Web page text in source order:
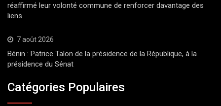
réaffirmé leur volonté commune de renforcer davantage des
liens
7 août 2026
Bénin : Patrice Talon de la présidence de la République, à la
présidence du Sénat
Catégories Populaires